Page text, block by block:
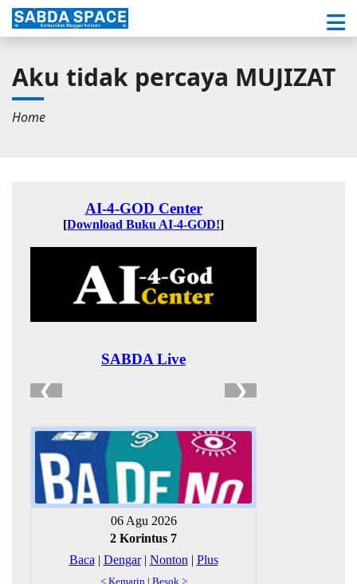
Aku tidak percaya MUJIZAT
Home